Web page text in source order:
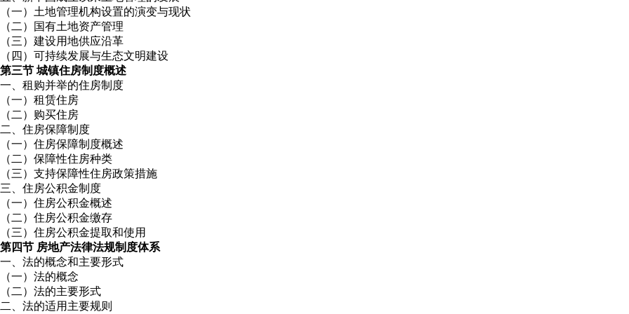
（一）土地管理机构设置的演变与现状
（二）国有土地资产管理
（三）建设用地供应沿革
（四）可持续发展与生态文明建设
第三节 城镇住房制度概述
一、租购并举的住房制度
（一）租赁住房
（二）购买住房
二、住房保障制度
（一）住房保障制度概述
（二）保障性住房种类
（三）支持保障性住房政策措施
三、住房公积金制度
（一）住房公积金概述
（二）住房公积金缴存
（三）住房公积金提取和使用
第四节 房地产法律法规制度体系
一、法的概念和主要形式
（一）法的概念
（二）法的主要形式
二、法的适用主要规则